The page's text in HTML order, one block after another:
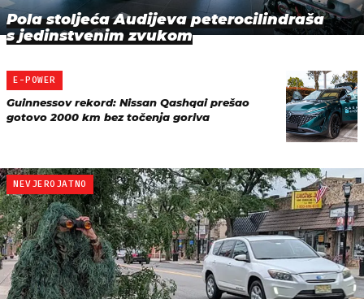
Pola stoljeća Audijeva peterocilindraša
s jedinstvenim zvukom
E-POWER
Guinnessov rekord: Nissan Qashqai prešao
gotovo 2000 km bez točenja goriva
NEVJEROJATNO